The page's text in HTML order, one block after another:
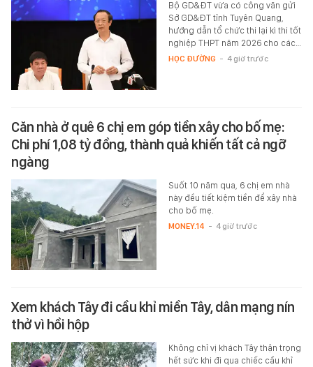
Bộ GD&ĐT vừa có công văn gửi
Sở GD&ĐT tỉnh Tuyên Quang,
hướng dẫn tổ chức thi lại kì thi tốt
nghiệp THPT năm 2026 cho các…
HỌC ĐƯỜNG - 4 giờ trước
Căn nhà ở quê 6 chị em góp tiền xây cho bố mẹ:
Chi phí 1,08 tỷ đồng, thành quả khiến tất cả ngỡ
ngàng
Suốt 10 năm qua, 6 chị em nhà
này đều tiết kiệm tiền để xây nhà
cho bố mẹ.
MONEY.14 - 4 giờ trước
Xem khách Tây đi cầu khỉ miền Tây, dân mạng nín
thở vì hồi hộp
Không chỉ vị khách Tây thận trọng
hết sức khi đi qua chiếc cầu khỉ